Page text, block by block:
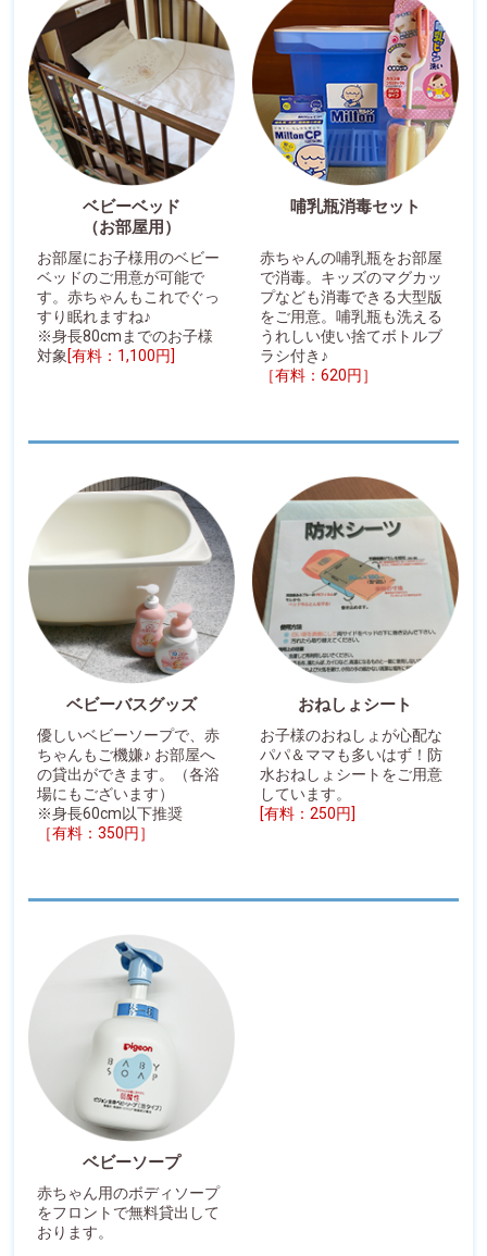
ベビーベッド
（お部屋用）
お部屋にお子様用のベビー
ベッドのご用意が可能で
す。赤ちゃんもこれでぐっ
すり眠れますね♪
※身長80cmまでのお子様
対象 [有料：1,100円]
哺乳瓶消毒セット
赤ちゃんの哺乳瓶をお部屋
で消毒。キッズのマグカッ
プなども消毒できる大型版
をご用意。哺乳瓶も洗える
うれしい使い捨てボトルブ
ラシ付き♪
［有料：620円］
ベビーバスグッズ
優しいベビーソープで、赤
ちゃんもご機嫌♪ お部屋へ
の貸出ができます。（各浴
場にもございます）
※身長60cm以下推奨
［有料：350円］
おねしょシート
お子様のおねしょが心配な
パパ＆ママも多いはず！防
水おねしょシートをご用意
しています。
[有料：250円]
ベビーソープ
赤ちゃん用のボディソープ
をフロントで無料貸出して
おります。